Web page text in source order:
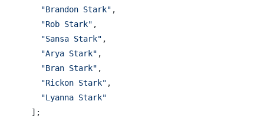
"Brandon Stark" ,
"Rob Stark" ,
"Sansa Stark" ,
"Arya Stark" ,
"Bran Stark" ,
"Rickon Stark" ,
"Lyanna Stark"